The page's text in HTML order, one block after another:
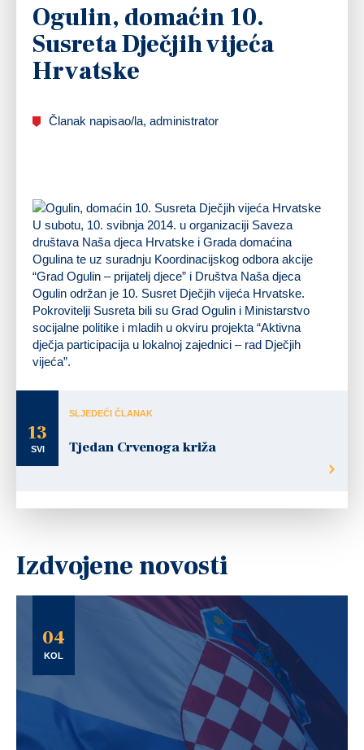
Ogulin, domaćin 10.
Susreta Dječjih vijeća
Hrvatske
Članak napisao/la, administrator
U subotu, 10. svibnja 2014. u organizaciji Saveza
društava Naša djeca Hrvatske i Grada domaćina
Ogulina te uz suradnju Koordinacijskog odbora akcije
“Grad Ogulin – prijatelj djece” i Društva Naša djeca
Ogulin održan je 10. Susret Dječjih vijeća Hrvatske.
Pokrovitelji Susreta bili su Grad Ogulin i Ministarstvo
socijalne politike i mladih u okviru projekta “Aktivna
dječja participacija u lokalnoj zajednici – rad Dječjih
vijeća”.
13
SVI
SLJEDEĆI ČLANAK
Tjedan Crvenoga križa
Izdvojene novosti
04
KOL